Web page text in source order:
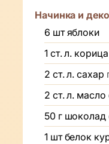
Начинка и
6 шт яблоки
1 ст. л. корица
2 ст. л. сахар
2 ст. л. масло
50 г шоколад
1 шт белок